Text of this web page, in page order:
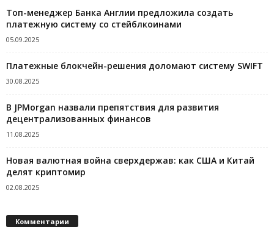
Топ-менеджер Банка Англии предложила создать
платежную систему со стейблкоинами
05.09.2025
Платежные блокчейн-решения доломают систему SWIFT
30.08.2025
В JPMorgan назвали препятствия для развития
децентрализованных финансов
11.08.2025
Новая валютная война сверхдержав: как США и Китай
делят криптомир
02.08.2025
Комментарии